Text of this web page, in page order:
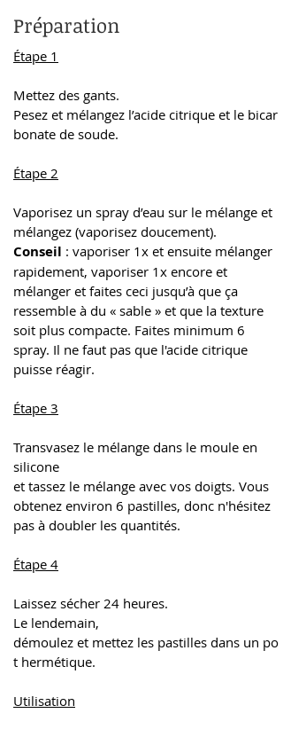
Préparation
Étape 1
Mettez des gants.
Pesez et mélangez l’acide citrique et le bicar
bonate de soude.
Étape 2
Vaporisez un spray d’eau sur le mélange et
mélangez (vaporisez doucement).
Conseil : vaporiser 1x et ensuite mélanger
rapidement, vaporiser 1x encore et
mélanger et faites ceci jusqu’à que ça
ressemble à du « sable » et que la texture
soit plus compacte. Faites minimum 6
spray. Il ne faut pas que l'acide citrique
puisse réagir.
Étape 3
Transvasez le mélange dans le moule en
silicone
et tassez le mélange avec vos doigts. Vous
obtenez environ 6 pastilles, donc n'hésitez
pas à doubler les quantités.
Étape 4
Laissez sécher 24 heures.
Le lendemain,
démoulez et mettez les pastilles dans un po
t hermétique.
Utilisation